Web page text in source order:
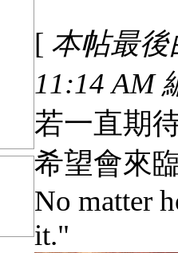
[ 本帖最後
11:14 AM
若一直期
希望會來
No matter
it."